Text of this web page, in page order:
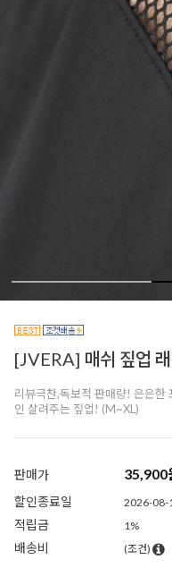
[JVERA] 매쉬 짚업
리뷰극찬,독보적 판매량! 은은한
인 살려주는 짚업! (M~XL)
판매가 35,900
할인종료일 2026-08-
적립금 1%
배송비 (조건)